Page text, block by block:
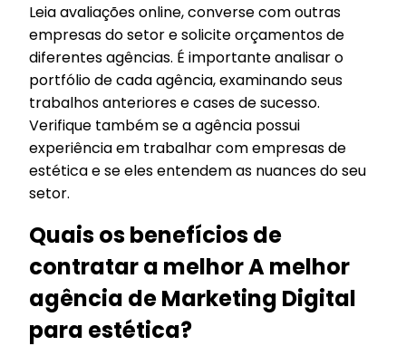
Leia avaliações online, converse com outras
empresas do setor e solicite orçamentos de
diferentes agências. É importante analisar o
portfólio de cada agência, examinando seus
trabalhos anteriores e cases de sucesso.
Verifique também se a agência possui
experiência em trabalhar com empresas de
estética e se eles entendem as nuances do seu
setor.
Quais os benefícios de
contratar a melhor A melhor
agência de Marketing Digital
para estética?